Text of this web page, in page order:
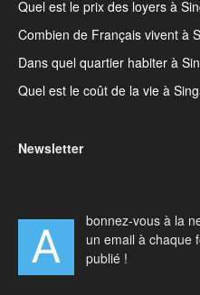
Quel est le prix des loyers à
Combien de Français vivent à
Dans quel quartier habiter à
Quel est le coût de la vie à
Newsletter
A
bonnez-vous à la
un email à chaque
publié !